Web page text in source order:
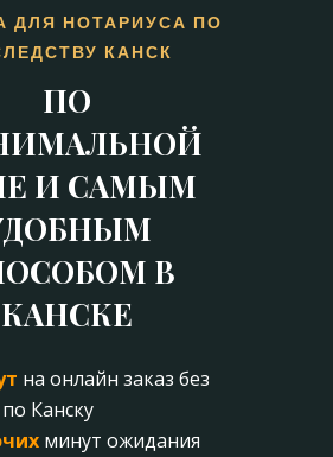
ДЛЯ НОТАРИУСА ПО
КАНСК
ПО
И САМЫМ
В
КАНСКЕ
на онлайн заказ без
Канску
минут ожидания